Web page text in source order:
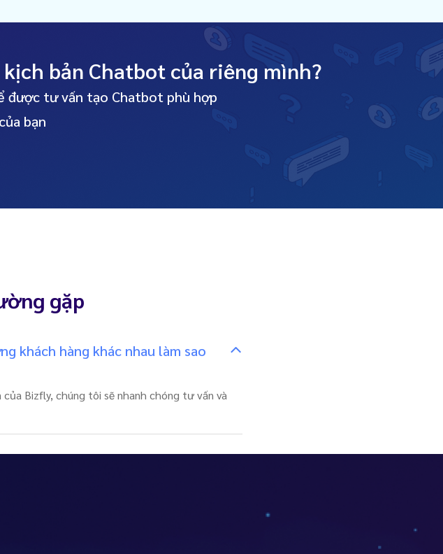
kịch bản Chatbot của riêng mình?
được tư vấn tạo Chatbot phù hợp
bạn
gặp
khách hàng khác nhau làm sao
Bizfly, chúng tôi sẽ nhanh chóng tư vấn và